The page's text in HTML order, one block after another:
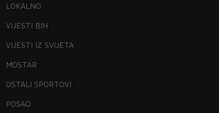
LOKALNO
VIJESTI BIH
VIJESTI IZ SVIJETA
MOSTAR
OSTALI SPORTOVI
POSAO